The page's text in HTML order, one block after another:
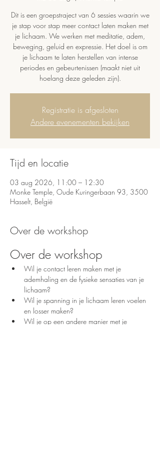
Dit is een groepstraject van 6 sessies waarin we
je stap voor stap meer contact laten maken met
je lichaam. We werken met meditatie, adem,
beweging, geluid en expressie. Het doel is om
je lichaam te laten herstellen van intense
periodes en gebeurtenissen (maakt niet uit
hoelang deze geleden zijn).
Registratie is afgesloten
Andere evenementen bekijken
Tijd en locatie
03 aug 2026, 11:00 – 12:30
Monke Temple, Oude Kuringerbaan 93, 3500
Hasselt, België
Over de workshop
Over de workshop
Wil je contact leren maken met je
ademhaling en de fysieke sensaties van je
lichaam?
Wil je spanning in je lichaam leren voelen
en losser maken?
Wil je op een andere manier met je